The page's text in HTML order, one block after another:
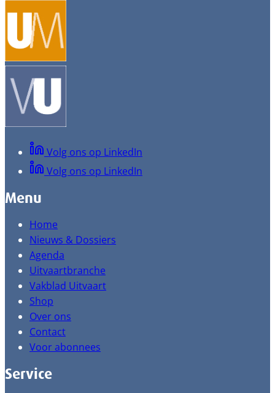
Volg ons op LinkedIn
Volg ons op LinkedIn
Menu
Home
Nieuws & Dossiers
Agenda
Uitvaartbranche
Vakblad Uitvaart
Shop
Over ons
Contact
Voor abonnees
Service